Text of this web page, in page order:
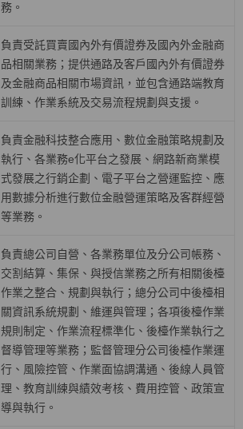
務。
負責受託買賣國內外有價證券及國內外金融商
品相關業務；提供通路及客戶國內外有價證券
及金融商品相關市場資訊，並包含通路端教育
訓練、作業系統及交易流程規劃與支援。
負責金融科技整合應用、數位金融策略規劃及
執行、各業務e化平台之發展、網路新商業模
式發展之行銷企劃、電子平台之營運監控、應
用數據分析進行數位金融營運策略及客群經營
等業務。
負責總公司自營、各業務單位及分公司帳務、
交割結算、集保、與授信業務之所有相關後檯
作業之整合、規劃與執行；總分公司中後檯相
關資訊系統規劃、維運與管理；各項後檯作業
規則制定、作業流程標準化、後檯作業執行之
督導管理等業務；監督管理分公司後檯作業運
行、風險控管、作業面協調溝通、後線人員管
理、教育訓練與績效考核、費用控管、政策宣
導與執行。